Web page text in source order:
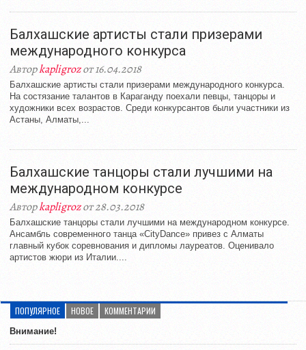
Балхашские артисты стали призерами
международного конкурса
Авторkapligrozот 16.04.2018
Балхашские артисты стали призерами международного конкурса.
На состязание талантов в Караганду поехали певцы, танцоры и
художники всех возрастов. Среди конкурсантов были участники из
Астаны, Алматы,...
Балхашские танцоры стали лучшими на
международном конкурсе
Авторkapligrozот 28.03.2018
Балхашские танцоры стали лучшими на международном конкурсе.
Ансамбль современного танца «CityDance» привез с Алматы
главный кубок соревнования и дипломы лауреатов. Оценивало
артистов жюри из Италии....
ПОПУЛЯРНОЕ НОВОЕ КОММЕНТАРИИ
Внимание!